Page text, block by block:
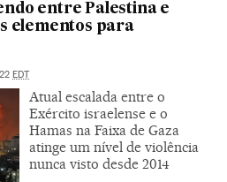
entre Palestina e
elementos para
EDT
Atual escalada entre o
Exército israelense e o
Hamas na Faixa de Gaza
atinge um nível de violência
nunca visto desde 2014